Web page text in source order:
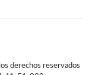
derechos reservados